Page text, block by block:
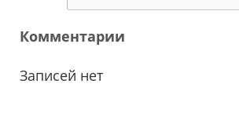
Комментарии
Записей нет